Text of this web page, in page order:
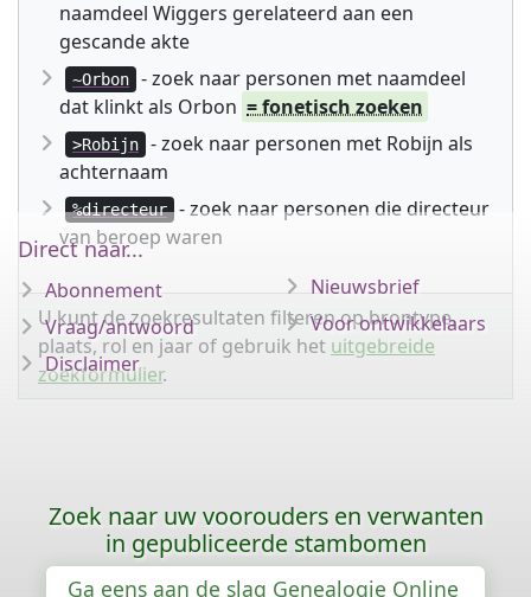
naamdeel Wiggers gerelateerd aan een
gescande akte
~Orbon
- zoek naar personen met naamdeel
dat klinkt als Orbon = fonetisch zoeken
>Robijn
- zoek naar personen met Robijn als
achternaam
%directeur
- zoek naar personen die directeur
van beroep waren
U kunt de zoekresultaten filteren op brontype,
plaats, rol en jaar of gebruik het uitgebreide
zoekformulier.
Direct naar...
Abonnement
Vraag/antwoord
Disclaimer
Nieuwsbrief
Voor ontwikkelaars
Zoek naar uw voorouders en verwanten
in gepubliceerde stambomen
Ga eens aan de slag Genealogie Online